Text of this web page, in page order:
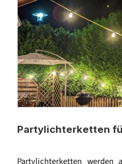
Partylichterketten
Partylichterketten werden